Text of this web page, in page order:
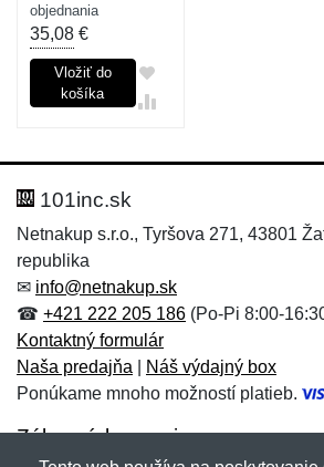
objednania
35,08 €
Vložiť do
košíka
101inc.sk
Netnakup s.r.o., Tyršova 271, 43801
republika
✉ info@netnakup.sk
☎ +421 222 205 186 (Po-Pi 8:00-
Kontaktný formulár
Naša predajňa
Náš výdajný box
Ponúkame mnoho možností platieb.
Zákaznícky servis